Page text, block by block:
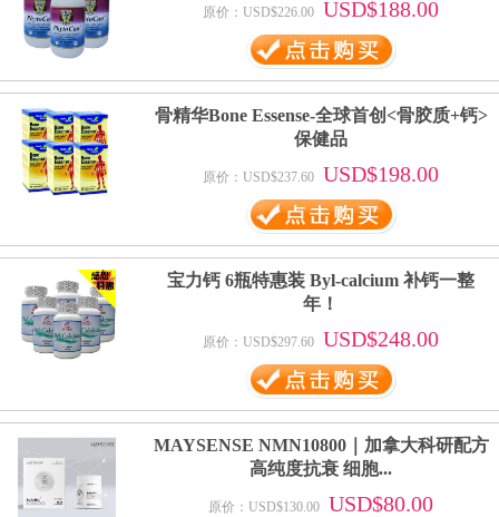
原价：USD$226.00 USD$188.00
骨精华Bone Essense-全球首创<骨胶质+钙>
保健品
原价：USD$237.60 USD$198.00
宝力钙 6瓶特惠装 Byl-calcium 补钙一整
年！
原价：USD$297.60 USD$248.00
MAYSENSE NMN10800｜加拿大科研配方
高纯度抗衰 细胞...
原价：USD$130.00 USD$80.00